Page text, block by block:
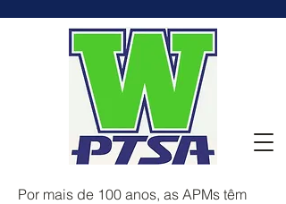
Por mais de 100 anos, as APMs têm